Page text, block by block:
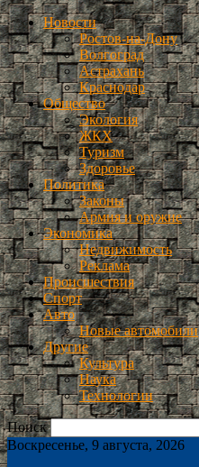
Новости
Ростов-на-Дону
Волгоград
Астрахань
Краснодар
Общество
Экология
ЖКХ
Туризм
Здоровье
Политика
Законы
Армия и оружие
Экономика
Недвижимость
Реклама
Происшествия
Спорт
Авто
Новые автомобили
Другие
Культура
Наука
Технологии
Поиск
Воскресенье, 9 августа, 2026